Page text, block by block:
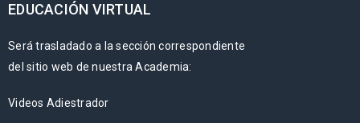
EDUCACIÓN VIRTUAL
Será trasladado a la sección correspondiente
del sitio web de nuestra Academia:
Videos Adiestrador